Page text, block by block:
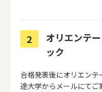
2
オリエンテ
ック
合格発表後にオリエンテ
途大学からメールにてご